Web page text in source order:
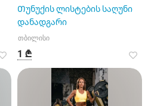
Თუნუქის ლისტების საღუნი
დანადგარი
თბილისი
1 ₾